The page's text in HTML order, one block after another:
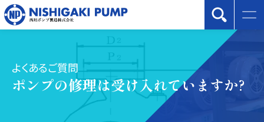
よくあるご質問
ポンプの修理は受け入れていますか?